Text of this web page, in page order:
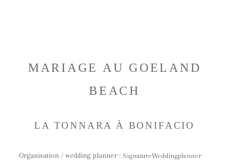
HOME
MARIAGE AU GOELAND
BEACH
LA TONNARA À BONIFACIO
Organisation / wedding planner : SignatureWeddingplanner